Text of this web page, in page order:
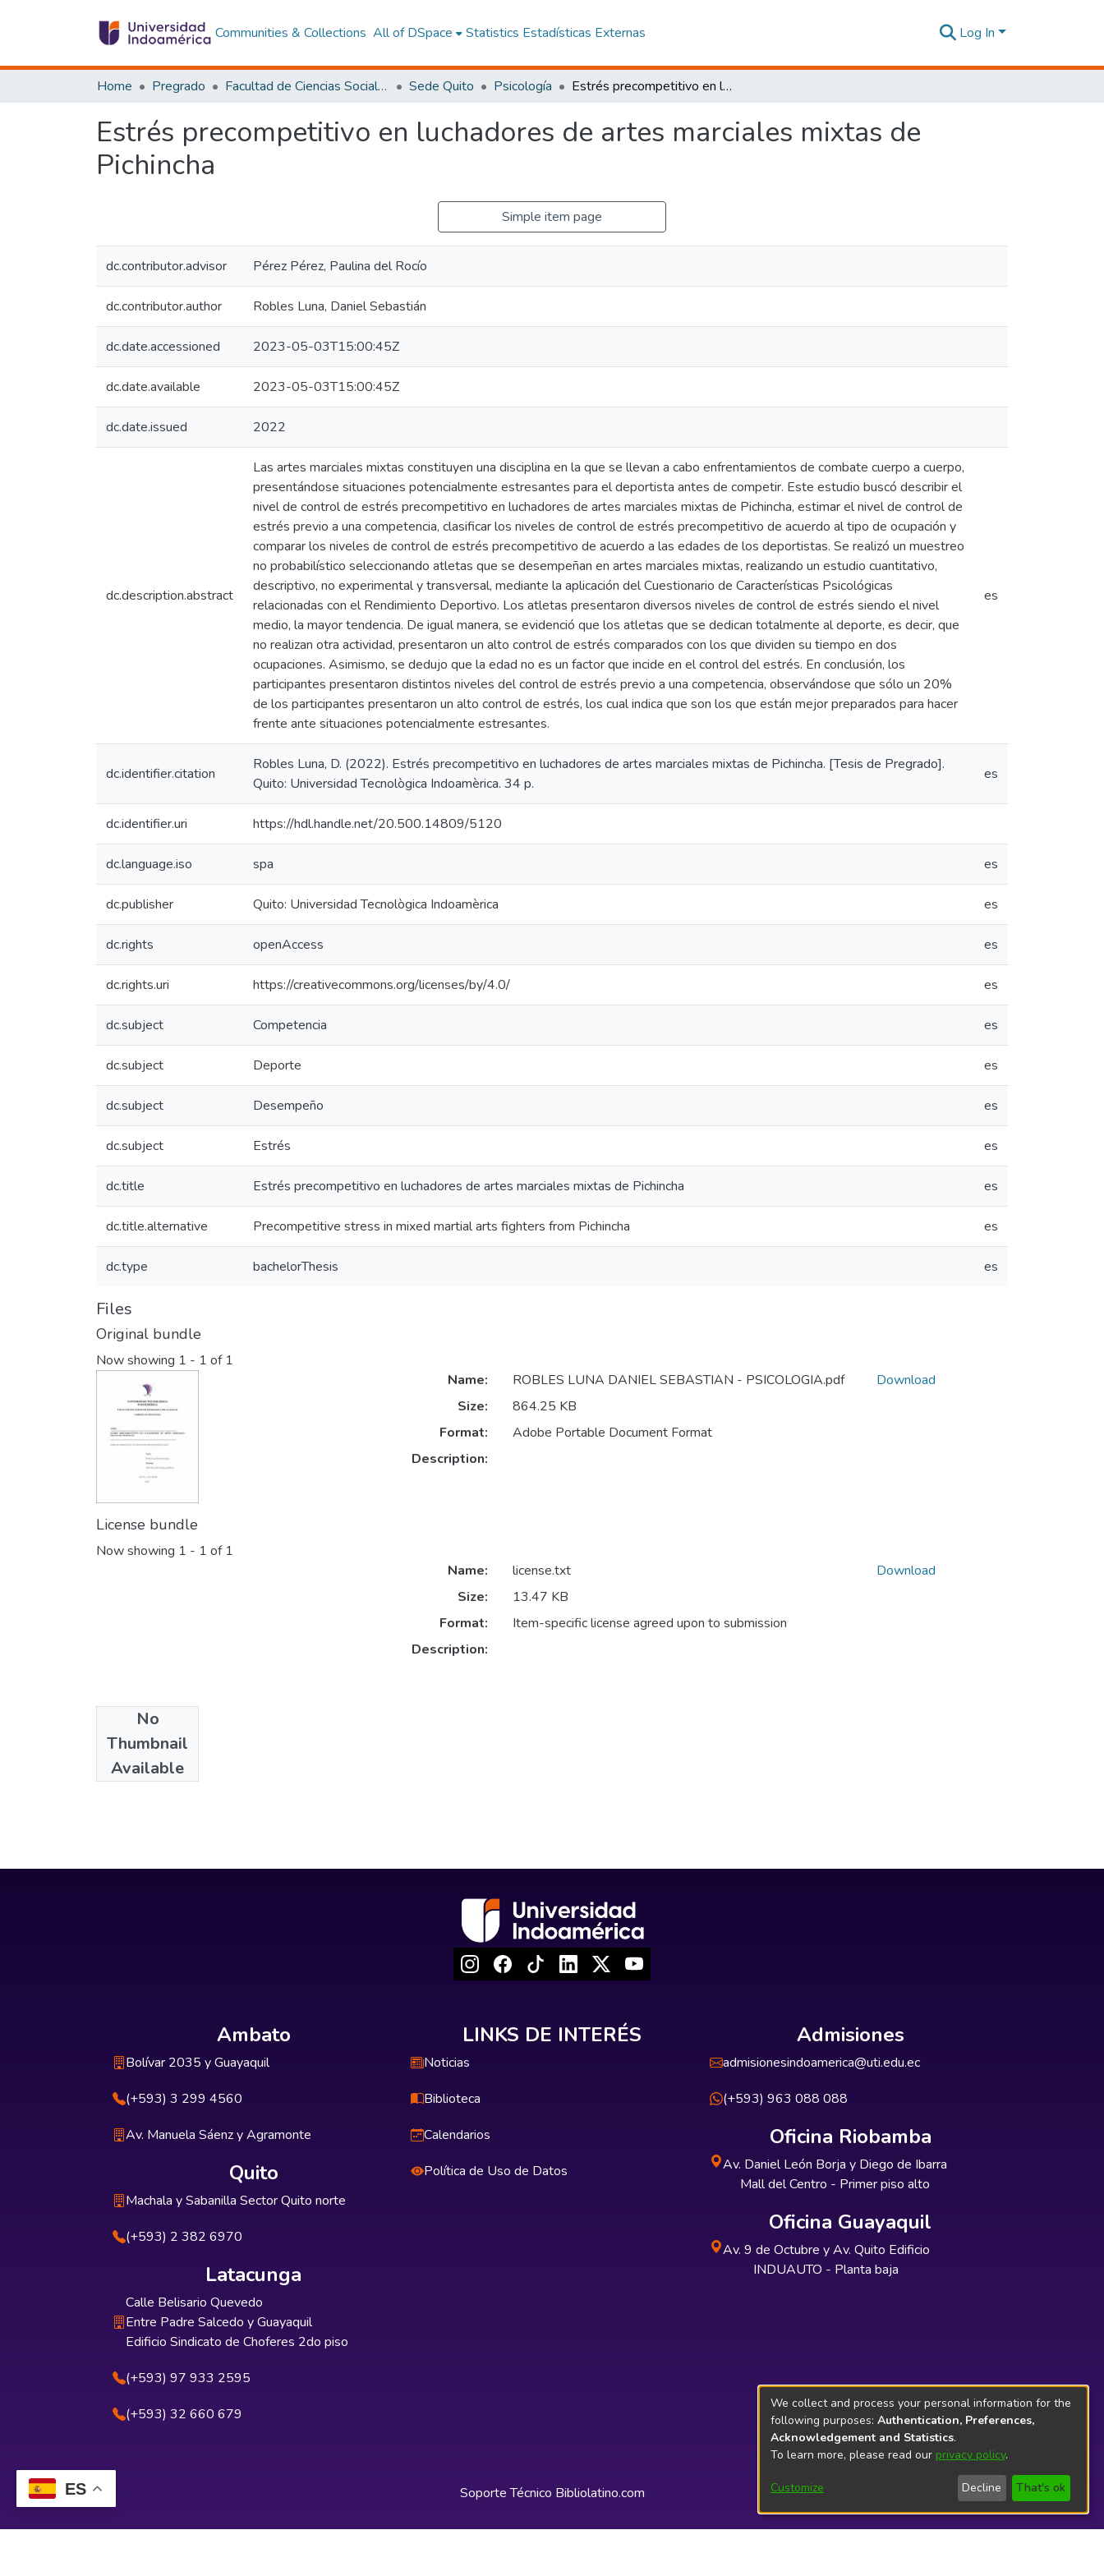
ES
Communities & Collections All of DSpace Statistics Estadísticas Externas Log In
Home Pregrado Facultad de Ciencias Sociales y Humanas Sede Quito Psicología Estrés precompetitivo en luchadores de artes marciales mixtas de Pichincha
Estrés precompetitivo en luchadores de artes marciales mixtas de
Pichincha
Simple item page
dc.contributor.advisor Pérez Pérez, Paulina del Rocío
dc.contributor.author Robles Luna, Daniel Sebastián
dc.date.accessioned 2023-05-03T15:00:45Z
dc.date.available 2023-05-03T15:00:45Z
dc.date.issued 2022
dc.description.abstract
Las artes marciales mixtas constituyen una disciplina en la que se llevan a cabo enfrentamientos de combate cuerpo a cuerpo,
presentándose situaciones potencialmente estresantes para el deportista antes de competir. Este estudio buscó describir el
nivel de control de estrés precompetitivo en luchadores de artes marciales mixtas de Pichincha, estimar el nivel de control de
estrés previo a una competencia, clasificar los niveles de control de estrés precompetitivo de acuerdo al tipo de ocupación y
comparar los niveles de control de estrés precompetitivo de acuerdo a las edades de los deportistas. Se realizó un muestreo
no probabilístico seleccionando atletas que se desempeñan en artes marciales mixtas, realizando un estudio cuantitativo,
descriptivo, no experimental y transversal, mediante la aplicación del Cuestionario de Características Psicológicas
relacionadas con el Rendimiento Deportivo. Los atletas presentaron diversos niveles de control de estrés siendo el nivel
medio, la mayor tendencia. De igual manera, se evidenció que los atletas que se dedican totalmente al deporte, es decir, que
no realizan otra actividad, presentaron un alto control de estrés comparados con los que dividen su tiempo en dos
ocupaciones. Asimismo, se dedujo que la edad no es un factor que incide en el control del estrés. En conclusión, los
participantes presentaron distintos niveles del control de estrés previo a una competencia, observándose que sólo un 20%
de los participantes presentaron un alto control de estrés, los cual indica que son los que están mejor preparados para hacer
frente ante situaciones potencialmente estresantes.
es
dc.identifier.citation
Robles Luna, D. (2022). Estrés precompetitivo en luchadores de artes marciales mixtas de Pichincha. [Tesis de Pregrado].
Quito: Universidad Tecnològica Indoamèrica. 34 p.
es
dc.identifier.uri https://hdl.handle.net/20.500.14809/5120
dc.language.iso spa es
dc.publisher Quito: Universidad Tecnològica Indoamèrica es
dc.rights openAccess es
dc.rights.uri https://creativecommons.org/licenses/by/4.0/ es
dc.subject Competencia es
dc.subject Deporte es
dc.subject Desempeño es
dc.subject Estrés es
dc.title Estrés precompetitivo en luchadores de artes marciales mixtas de Pichincha es
dc.title.alternative Precompetitive stress in mixed martial arts fighters from Pichincha es
dc.type bachelorThesis es
Files
Original bundle
Now showing 1 - 1 of 1
Name:
ROBLES LUNA DANIEL SEBASTIAN - PSICOLOGIA.pdf
Size:
864.25 KB
Format:
Adobe Portable Document Format
Description:
Download
License bundle
Now showing 1 - 1 of 1
No
Thumbnail
Available
Name:
license.txt
Size:
13.47 KB
Format:
Item-specific license agreed upon to submission
Description:
Download
Collections
Psicología
Ambato
Bolívar 2035 y Guayaquil
(+593) 3 299 4560
Av. Manuela Sáenz y Agramonte
Quito
Machala y Sabanilla Sector Quito norte
(+593) 2 382 6970
Latacunga
Calle Belisario Quevedo
Entre Padre Salcedo y Guayaquil
Edificio Sindicato de Choferes 2do piso
(+593) 97 933 2595
(+593) 32 660 679
LINKS DE INTERÉS
Noticias
Biblioteca
Calendarios
Política de Uso de Datos
Admisiones
admisionesindoamerica@uti.edu.ec
(+593) 963 088 088
Oficina Riobamba
Av. Daniel León Borja y Diego de Ibarra
Mall del Centro - Primer piso alto
Oficina Guayaquil
Av. 9 de Octubre y Av. Quito Edificio
INDUAUTO - Planta baja
Soporte Técnico Bibliolatino.com
We collect and process your personal information for the
following purposes: Authentication, Preferences,
Acknowledgement and Statistics.
To learn more, please read our privacy policy.
Customize Decline That's ok